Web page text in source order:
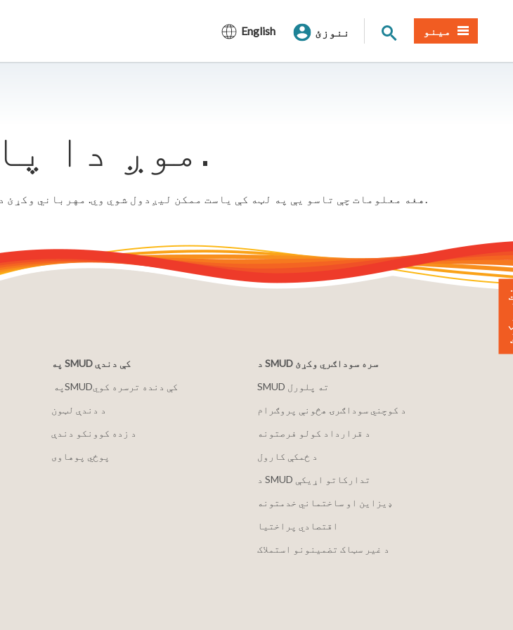
English ننوزئ د سایټ لټون
مینو
موږ دا پاڼه نه شو موندلی.
هغه معلومات چې تاسو یې په لټه کې یاست ممکن لیږدول شوي وي. مهرباني وکړئ د لټون بار یا مینو څخه کار واخلئ ترڅو په موندلو کې مرسته وکړي.
په SMUD کې دندې
په ‏‎SMUD‎‏ کې دنده ترسره کوي
د دندې لټون
د زده کوونکو دندې
پوځي پوهاوی
د SMUD سره سوداګري وکړئ
SMUD ته پلورل
د کوچني سوداګرۍ هڅونې پروګرام
د قرارداد کولو فرصتونه
د ځمکې کارول
د SMUD تدارکاتو اړیکې
ډیزاین او ساختماني خدمتونه
اقتصادي پراختیا
د غیر سټاک تضمینونو استملاک